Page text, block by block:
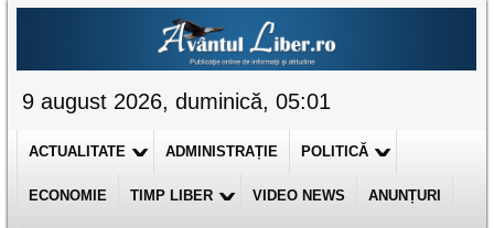
9 august 2026, duminică, 05:01
ACTUALITATE ADMINISTRAȚIE POLITICĂ
ECONOMIE TIMP LIBER VIDEO NEWS ANUNȚURI